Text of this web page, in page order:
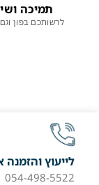
תמיכה
לרשותכם בפון
לייעוץ והזמנה
054-498-5522 | 04-9980997